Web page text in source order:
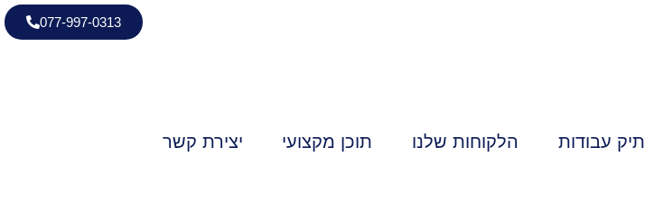
077-997-0313
תיק עבודות הלקוחות שלנו תוכן מקצועי יצירת קשר